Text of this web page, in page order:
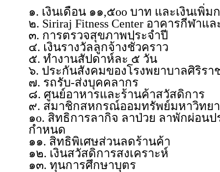
๑. เงินเดือน ๑๑,๕oo บาท และเงินเ
๒. Siriraj Fitness Center อาคารกีฬา
๓. การตรวจสุขภาพประจำปี
๔. เงินรางวัลลูกจ้างชั่วคราว
๕. ทำงานสัปดาห์ละ ๕ วัน
๖. ประกันสังคมของโรงพยาบาลศิริรา
๗. รถรับ-ส่งบุคคลากร
๘. ศูนย์อาหารและร้านค้าสวัสดิการ
๙. สมาชิกสหกรณ์ออมทรัพย์มหาวิทย
๑o. สิทธิการลากิจ ลาป่วย ลาพักผ่อน
กำหนด
๑๑. สิทธิพิเศษส่วนลดร้านค้า
๑๒. เงินสวัสดิการสงเคราะห์
๑๓. ทุนการศึกษาบุตร